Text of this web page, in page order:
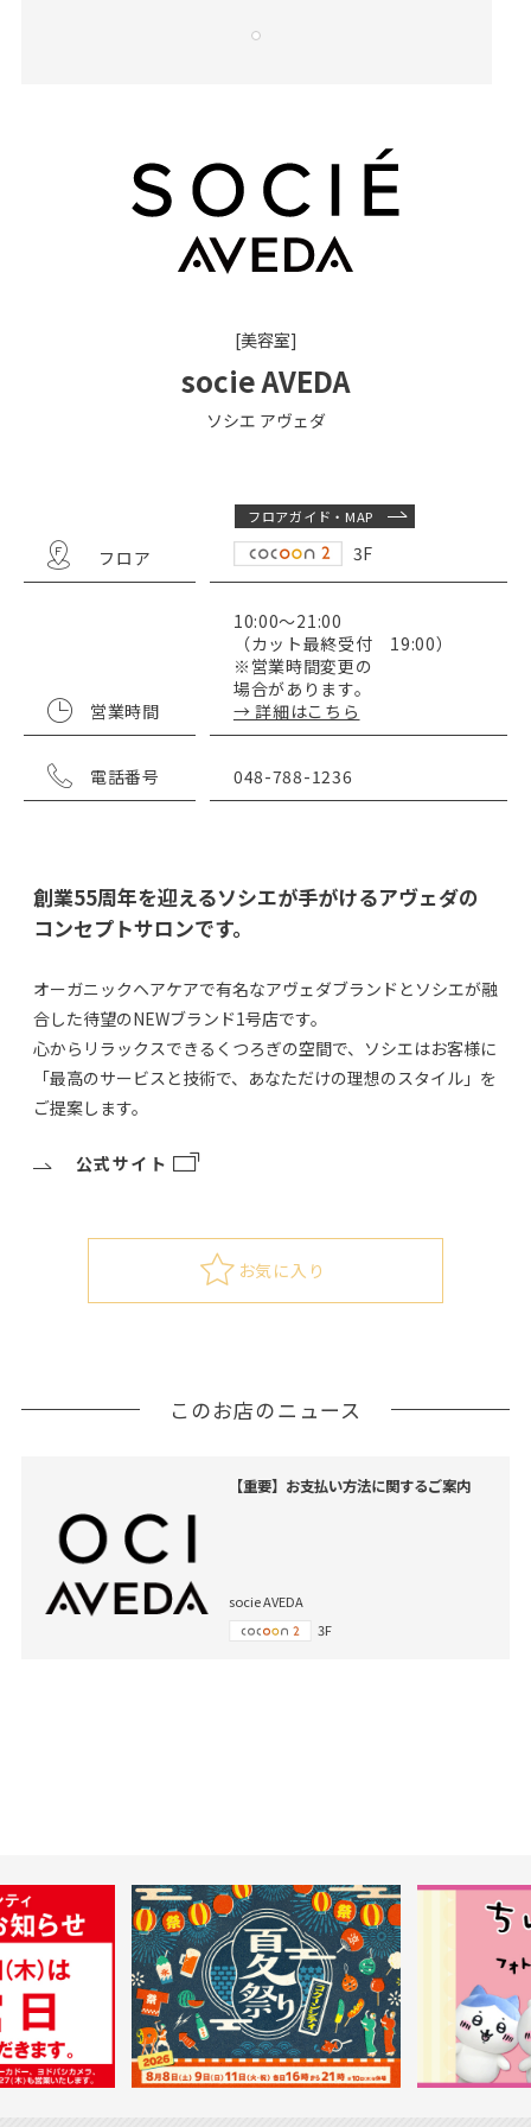
[美容室]
socie AVEDA
ソシエ アヴェダ
フロア
フロアガイド・MAP
3F
営業時間
10:00～21:00
（カット最終受付 19:00）
※営業時間変更の
場合があります。
→ 詳細はこちら
電話番号 048-788-1236
創業55周年を迎えるソシエが手がけるアヴェダの
コンセプトサロンです。
オーガニックヘアケアで有名なアヴェダブランドとソシエが融
合した待望のNEWブランド1号店です。
心からリラックスできるくつろぎの空間で、ソシエはお客様に
「最高のサービスと技術で、あなただけの理想のスタイル」を
ご提案します。
公式サイト
お気に入り
このお店のニュース
【重要】お支払い方法に関するご案内
socie AVEDA
3F